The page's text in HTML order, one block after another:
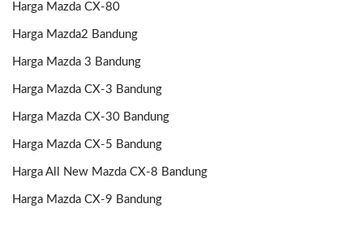
Harga Mazda CX-80
Harga Mazda2 Bandung
Harga Mazda 3 Bandung
Harga Mazda CX-3 Bandung
Harga Mazda CX-30 Bandung
Harga Mazda CX-5 Bandung
Harga All New Mazda CX-8 Bandung
Harga Mazda CX-9 Bandung